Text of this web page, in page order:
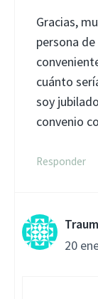
Gracias,
persona
cuánto
soy
convenio
Responder
20